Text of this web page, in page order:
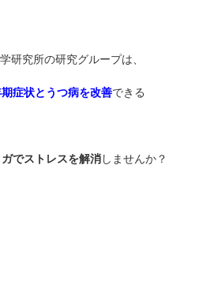
研究所の研究グループは、
症状とうつ病を改善できる
でストレスを解消しませんか？